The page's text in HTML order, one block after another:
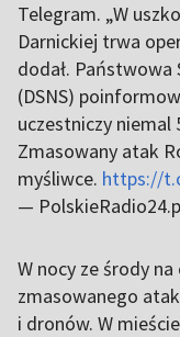
Telegram. „W
Darnickiej trwa
dodał. Państwowa
(DSNS)
uczestniczy niemal
Zmasowany atak
myśliwce. https://
—
W nocy ze środy
zmasowanego
i dronów. W mieście